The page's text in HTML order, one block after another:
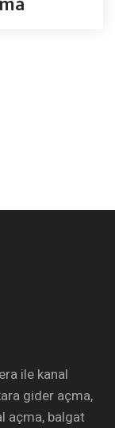
ile kanal
gider açma,
açma, balgat